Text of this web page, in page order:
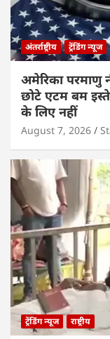
अंतर्राष्ट्रीय ट्रेंडिंग न्यूज
अमेरिका परमाणु
छोटे एटम बम
के लिए नहीं
August 7, 2026
ट्रेंडिंग न्यूज राष्ट्रीय